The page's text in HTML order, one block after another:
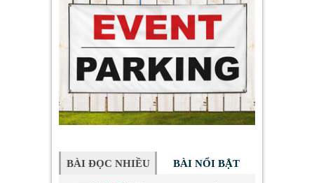
BÀI ĐỌC NHIỀU BÀI NỔI BẬT